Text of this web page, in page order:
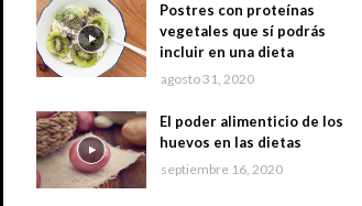
Postres con proteínas
vegetales que sí podrás
incluir en una dieta
agosto 31, 2020
El poder alimenticio de los
huevos en las dietas
septiembre 16, 2020